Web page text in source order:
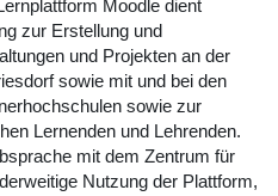
Moodle dient
zur Erstellung und
und Projekten an der
sowie mit und bei den
sowie zur
Lernenden und Lehrenden.
mit dem Zentrum für
Nutzung der Plattform,